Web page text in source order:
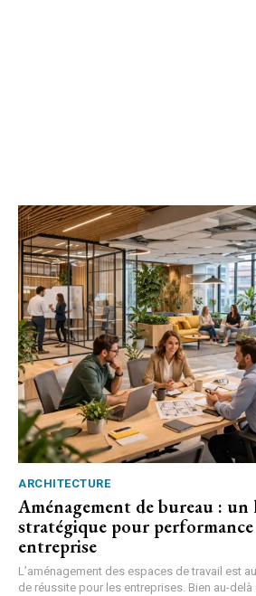
ARCHITECTURE
Aménagement de bureau : un
stratégique pour
entreprise
L’aménagement des espaces de travail est
de réussite pour les entreprises. Bien au-delà